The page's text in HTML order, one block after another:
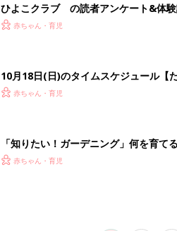
ひよこクラブ の読者アンケート&体験
赤ちゃん・育児
10月18日(日)のタイムスケジュール【
赤ちゃん・育児
「知りたい！ガーデニング」何を育て
赤ちゃん・育児